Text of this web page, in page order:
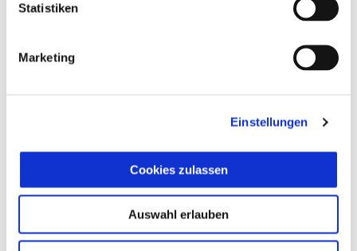
Statistiken
Marketing
Einstellungen
Cookies zulassen
Auswahl erlauben